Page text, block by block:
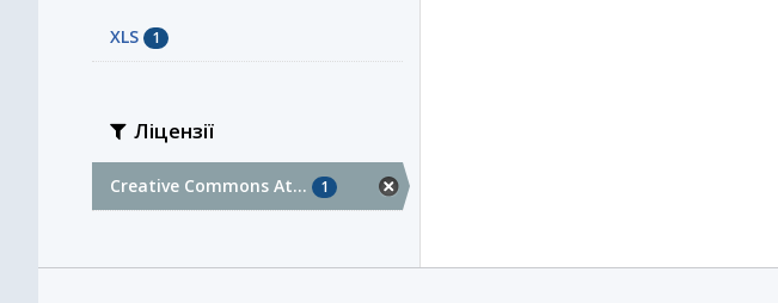
XLS 1
Ліцензії
Creative Commons At... 1